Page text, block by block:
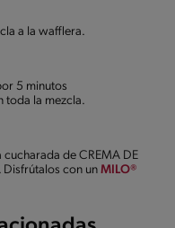
a la wafflera.
5 minutos
toda la mezcla.
cucharada de CREMA DE
Disfrútalos con un MILO®